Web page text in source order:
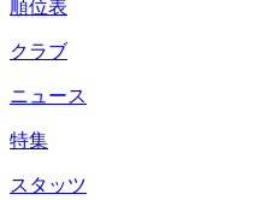
順位表
クラブ
ニュース
特集
スタッツ